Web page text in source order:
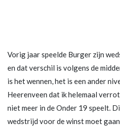
Vorig jaar speelde Burger zijn
en dat verschil is volgens de
is het wennen, het is een ander
Heerenveen dat ik helemaal
niet meer in de Onder 19 speelt.
wedstrijd voor de winst moet